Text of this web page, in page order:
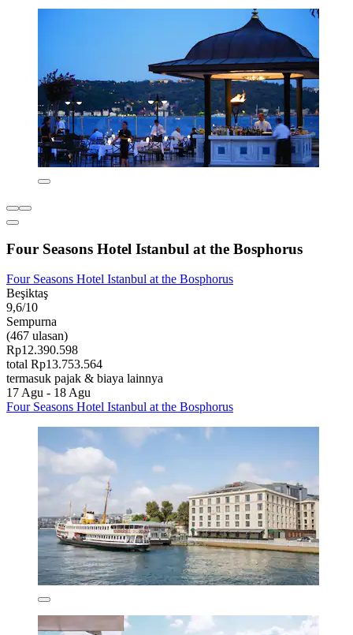
Four Seasons Hotel Istanbul at the Bosphorus
Four Seasons Hotel Istanbul at the Bosphorus
Beşiktaş
9,6/10
Sempurna
(467 ulasan)
Rp12.390.598
total Rp13.753.564
termasuk pajak & biaya lainnya
17 Agu - 18 Agu
Four Seasons Hotel Istanbul at the Bosphorus